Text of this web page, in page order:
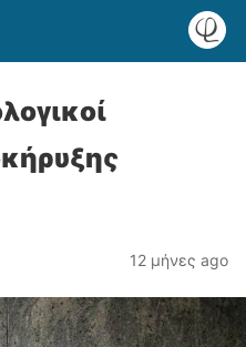
12 μήνες ago